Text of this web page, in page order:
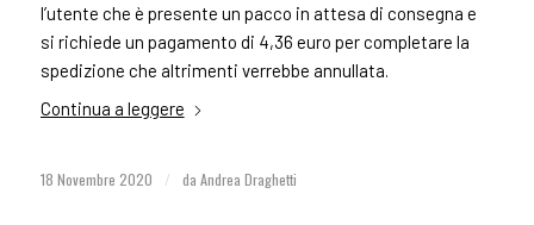
l’utente che è presente un pacco in attesa di consegna e
si richiede un pagamento di 4,36 euro per completare la
spedizione che altrimenti verrebbe annullata.
Continua a leggere
18 Novembre 2020 / da Andrea Draghetti